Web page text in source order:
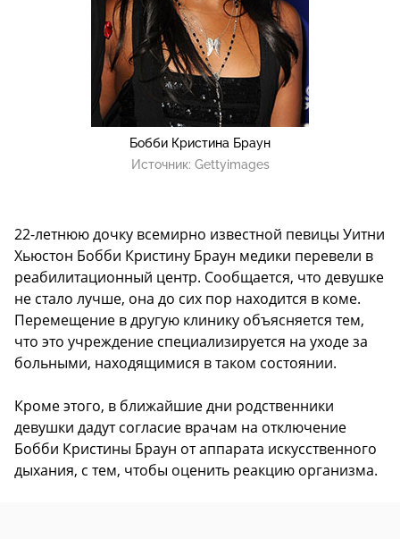
Бобби Кристина Браун
Источник: Gettyimages
22-летнюю дочку всемирно известной певицы Уитни
Хьюстон Бобби Кристину Браун медики перевели в
реабилитационный центр. Сообщается, что девушке
не стало лучше, она до сих пор находится в коме.
Перемещение в другую клинику объясняется тем,
что это учреждение специализируется на уходе за
больными, находящимися в таком состоянии.
Кроме этого, в ближайшие дни родственники
девушки дадут согласие врачам на отключение
Бобби Кристины Браун от аппарата искусственного
дыхания, с тем, чтобы оценить реакцию организма.